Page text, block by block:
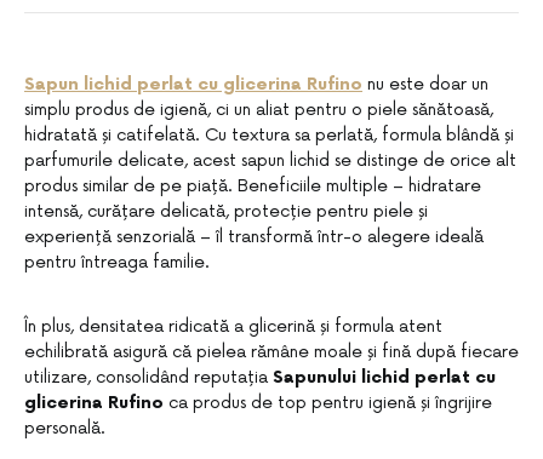
Sapun lichid perlat cu glicerina Rufino nu este doar un
simplu produs de igienă, ci un aliat pentru o piele sănătoasă,
hidratată și catifelată. Cu textura sa perlată, formula blândă și
parfumurile delicate, acest sapun lichid se distinge de orice alt
produs similar de pe piață. Beneficiile multiple – hidratare
intensă, curățare delicată, protecție pentru piele și
experiență senzorială – îl transformă într-o alegere ideală
pentru întreaga familie.
În plus, densitatea ridicată a glicerină și formula atent
echilibrată asigură că pielea rămâne moale și fină după fiecare
utilizare, consolidând reputația Sapunului lichid perlat cu
glicerina Rufino ca produs de top pentru igienă și îngrijire
personală.